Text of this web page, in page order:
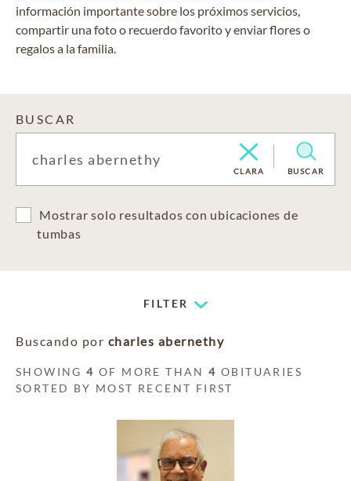
información importante sobre los próximos servicios,
compartir una foto o recuerdo favorito y enviar flores o
regalos a la familia.
BUSCAR
CLARA BUSCAR
Mostrar solo resultados con ubicaciones de
tumbas
FILTER
Buscando por charles abernethy
SHOWING4 OF MORE THAN4 OBITUARIES
SORTED BY MOST RECENT FIRST